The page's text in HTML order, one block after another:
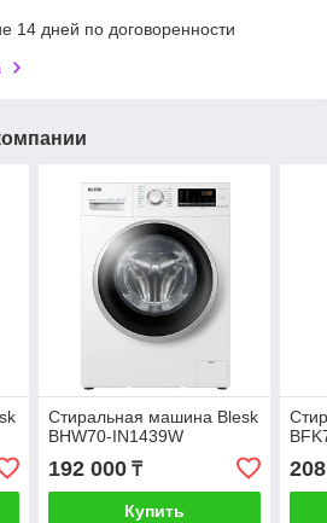
14 дней по договоренности
Стиральная машина Blesk
BHW70-IN1439W
192 000₸
Купить